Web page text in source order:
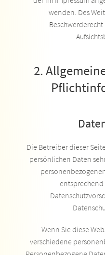
wenden. Des
2.
Die Betreiber dieser
persönlichen Daten
Wenn Sie diese
verschiedene